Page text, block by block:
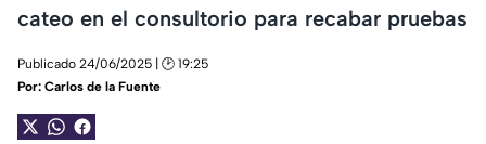
cateo en el consultorio para recabar pruebas
Publicado 24/06/2025 | 🕑 19:25
Por: Carlos de la Fuente